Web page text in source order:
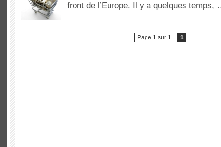
front de l’Europe. Il y a quelques temps,
Page 1 sur 1 1